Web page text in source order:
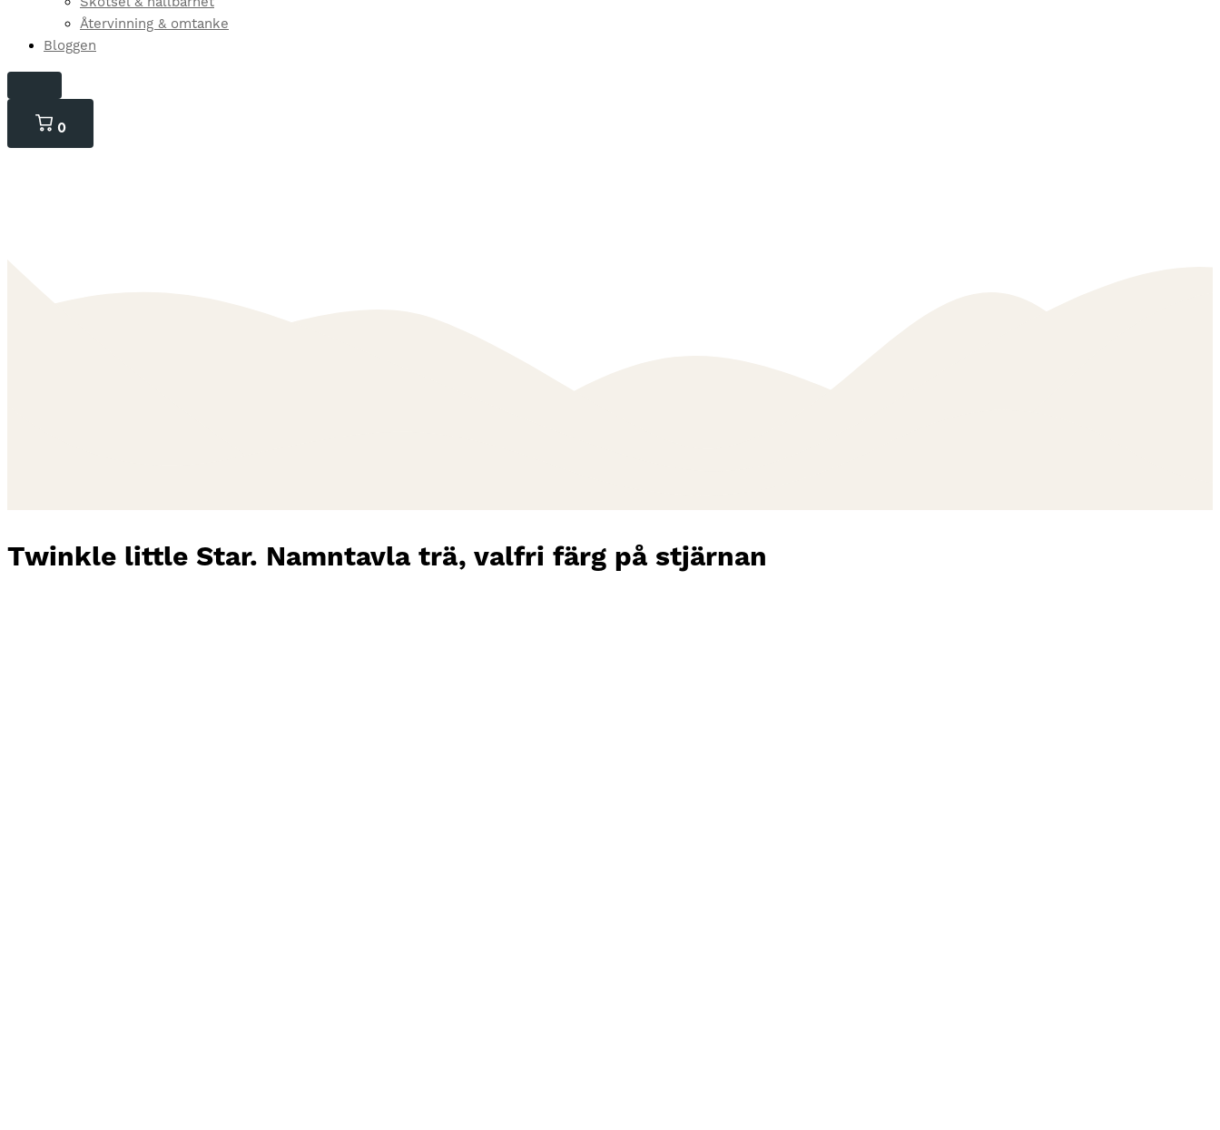
Återvinning & omtanke
Bloggen
0
varor
Twinkle little Star. Namntavla trä, valfri färg på stjärnan